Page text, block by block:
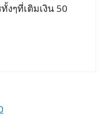
งๆที่เติมเงิน 50